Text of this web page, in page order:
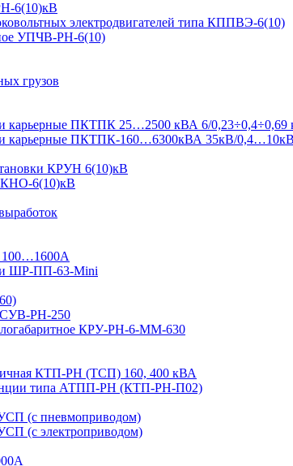
6(10)кВ
электродвигателей типа КППВЭ-6(10)
УПЧВ-РН-6(10)
грузов
карьерные ПКТПК 25…2500 кВА 6/0,23÷0,4÷0,69
карьерные ПКТПК-160…6300кВА 35кВ/
КРУН 6(10)кВ
6(10)кВ
100…1600А
ШР-ПП-63-Mini
РН-250
КРУ-РН-6-ММ-630
КТП-РН (ТСП) 160, 400 кВА
типа АТПП-РН (КТП-РН-П02)
(с пневмоприводом)
(с электроприводом)